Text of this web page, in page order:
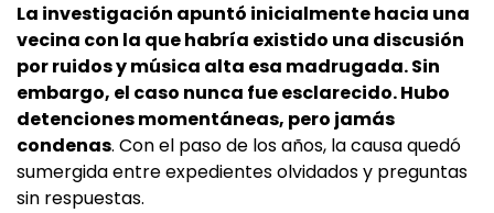
La investigación apuntó inicialmente hacia una
vecina con la que habría existido una discusión
por ruidos y música alta esa madrugada. Sin
embargo, el caso nunca fue esclarecido. Hubo
detenciones momentáneas, pero jamás
condenas. Con el paso de los años, la causa quedó
sumergida entre expedientes olvidados y preguntas
sin respuestas.